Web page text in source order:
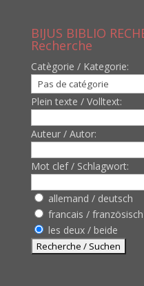
BIJUS BIBLIO
Recherche
Catègorie / Kategorie:
Plein texte / Volltext:
Auteur / Autor:
Mot clef / Schlagwort:
allemand / deutsch
francais / französisch
les deux / beide